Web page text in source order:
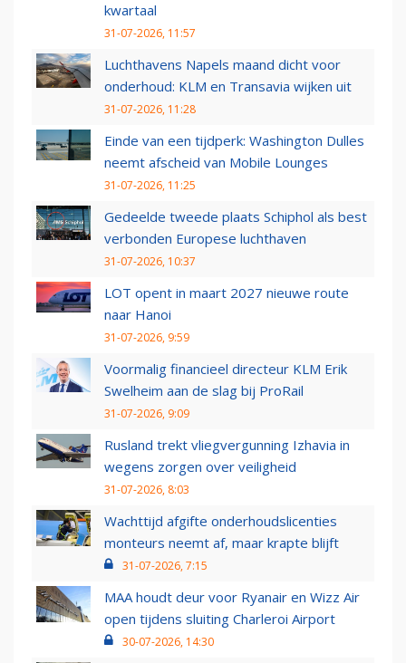
kwartaal
31-07-2026, 11:57
Luchthavens Napels maand dicht voor
onderhoud: KLM en Transavia wijken uit
31-07-2026, 11:28
Einde van een tijdperk: Washington Dulles
neemt afscheid van Mobile Lounges
31-07-2026, 11:25
Gedeelde tweede plaats Schiphol als best
verbonden Europese luchthaven
31-07-2026, 10:37
LOT opent in maart 2027 nieuwe route
naar Hanoi
31-07-2026, 9:59
Voormalig financieel directeur KLM Erik
Swelheim aan de slag bij ProRail
31-07-2026, 9:09
Rusland trekt vliegvergunning Izhavia in
wegens zorgen over veiligheid
31-07-2026, 8:03
Wachttijd afgifte onderhoudslicenties
monteurs neemt af, maar krapte blijft
31-07-2026, 7:15
MAA houdt deur voor Ryanair en Wizz Air
open tijdens sluiting Charleroi Airport
30-07-2026, 14:30